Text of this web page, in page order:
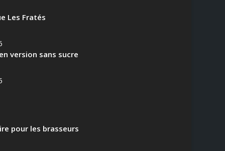
Les Fratés
version sans sucre
pour les brasseurs